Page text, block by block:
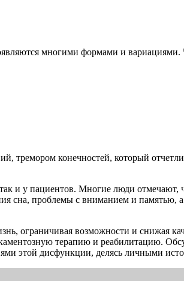
многими формами и вариациями.
тремором конечностей, который
и у пациентов. Многие люди отмечают,
сна, проблемы с вниманием и памятью,
ограничивая возможности и снижая
терапию и реабилитацию.
этой дисфункции, делясь личными